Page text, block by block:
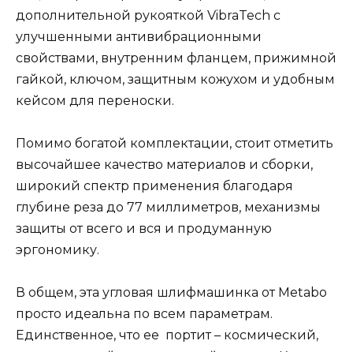
дополнительной рукояткой VibraTech с
улучшенными антивибрационными
свойствами, внутренним фланцем, прижимной
гайкой, ключом, защитным кожухом и удобным
кейсом для переноски.
Помимо богатой комплектации, стоит отметить
высочайшее качество материалов и сборки,
широкий спектр применения благодаря
глубине реза до 77 миллиметров, механизмы
защиты от всего и вся и продуманную
эргономику.
В общем, эта угловая шлифмашинка от Metabo
просто идеальна по всем параметрам.
Единственное, что ее портит – космический,